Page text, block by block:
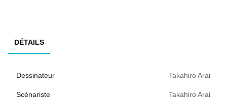
DÉTAILS
Dessinateur Takahiro Arai
Scénariste Takahiro Arai